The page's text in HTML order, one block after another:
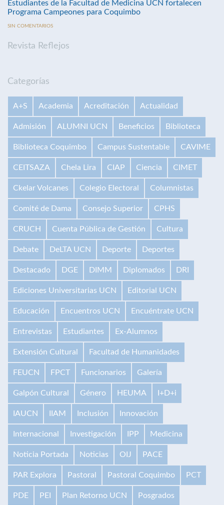
Estudiantes de la Facultad de Medicina UCN fortalecen
Programa Campeones para Coquimbo
SIN COMENTARIOS
Revista Reflejos
Categorías
A+S Academia Acreditación Actualidad
Admisión ALUMNI UCN Beneficios Biblioteca
Biblioteca Coquimbo Campus Sustentable CAVIME
CEITSAZA Chela Lira CIAP Ciencia CIMET
Ckelar Volcanes Colegio Electoral Columnistas
Comité de Dama Consejo Superior CPHS
CRUCH Cuenta Pública de Gestión Cultura
Debate DeLTA UCN Deporte Deportes
Destacado DGE DIMM Diplomados DRI
Ediciones Universitarias UCN Editorial UCN
Educación Encuentros UCN Encuéntrate UCN
Entrevistas Estudiantes Ex-Alumnos
Extensión Cultural Facultad de Humanidades
FEUCN FPCT Funcionarios Galería
Galpón Cultural Género HEUMA I+D+i
IAUCN IIAM Inclusión Innovación
Internacional Investigación IPP Medicina
Noticia Portada Noticias OIJ PACE
PAR Explora Pastoral Pastoral Coquimbo PCT
PDE PEI Plan Retorno UCN Posgrados